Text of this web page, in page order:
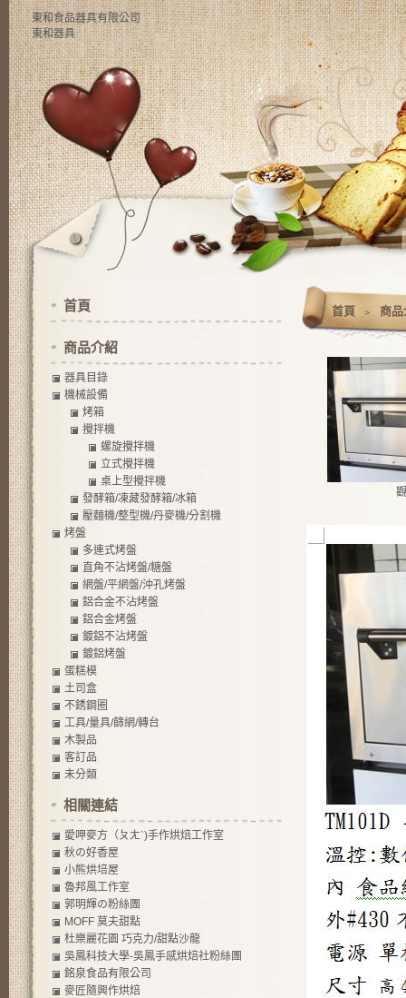
東和食品器具有限公司
東和器具
首頁 ﹥ 商
首頁
商品介紹
器具目錄
機械設備
烤箱
攪拌機
螺旋攪拌機
立式攪拌機
桌上型攪拌機
發酵箱/凍藏發酵箱/冰箱
壓麵機/整型機/丹麥機/分割機
烤盤
多連式烤盤
直角不沾烤盤/糖盤
網盤/平網盤/沖孔烤盤
鋁合金不沾烤盤
鋁合金烤盤
鍍鋁不沾烤盤
鍍鋁烤盤
蛋糕模
土司盒
不銹鋼圈
工具/量具/篩網/轉台
木製品
客訂品
未分類
相關連結
愛呷麥方（ㄆㄤˋ)手作烘焙工作室
秋の好香屋
小熊烘培屋
魯邦風工作室
郭明輝の粉絲團
MOFF 莫夫甜點
杜樂麗花園 巧克力/甜點沙龍
吳鳳科技大學-吳鳳手感烘焙社粉絲團
銘泉食品有限公司
麥匠隨興作烘焙